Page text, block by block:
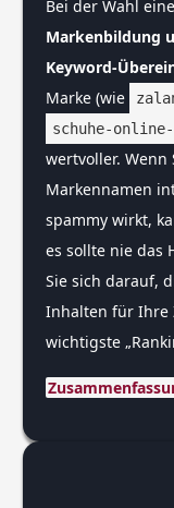
Bei der Wahl
Markenbildung
Keyword-
Marke (wie
schuhe-
wertvoller. Wenn
Markennamen
spammy wirkt,
es sollte nie das
Sie sich darauf,
Inhalten für Ihre
wichtigste